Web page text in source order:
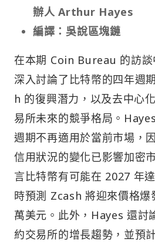
辦人 Arthur Hayes
編譯：吳說區塊鏈
在本期 Coin Bureau 的訪
深入討論了比特幣的四年週
h 的復興潛力，以及去中心
易所未來的競爭格局。
週期不再適用於當前市場，
信用狀況的變化已影響加密
言比特幣有可能在 2027 年
時預測 Zcash 將迎來價格爆
萬美元。此外，Hayes 還討
約交易所的增長趨勢，並預